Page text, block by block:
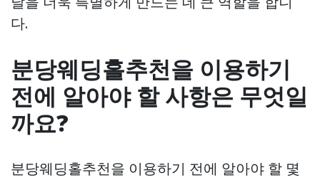
다.
분당웨딩홀추천을 이용하기
전에 알아야 할 사항은 무엇일
까요?
분당웨딩홀추천을 이용하기 전에 알아야 할 몇